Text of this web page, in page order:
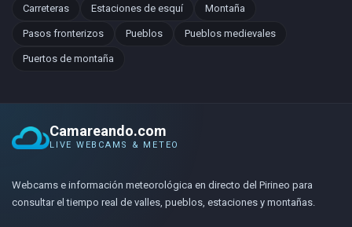
Carreteras Estaciones de esquí Montaña
Pasos fronterizos Pueblos Pueblos medievales
Puertos de montaña
Camareando.com
LIVE WEBCAMS & METEO
Webcams e información meteorológica en directo del Pirineo para
consultar el tiempo real de valles, pueblos, estaciones y montañas.